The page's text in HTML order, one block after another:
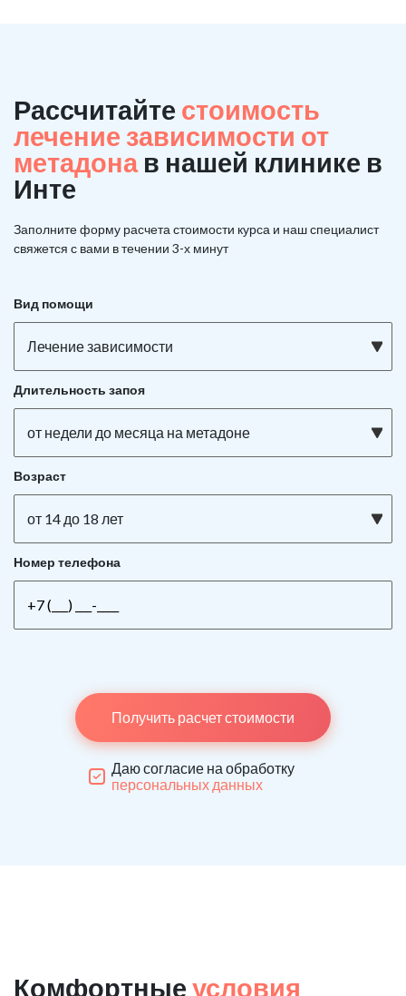
Рассчитайте стоимость
лечение зависимости от
метадона в нашей клинике в
Инте
Заполните форму расчета стоимости курса и наш специалист
свяжется с вами в течении 3-х минут
Вид помощи
Лечение зависимости
Длительность запоя
от недели до месяца на метадоне
Возраст
от 14 до 18 лет
Номер телефона
Получить расчет стоимости
Даю согласие на обработку
персональных данных
Комфортные условия